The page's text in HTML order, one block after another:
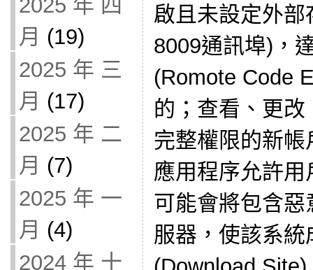
2025 年 四
月 (19)
2025 年 三
月 (17)
2025 年 二
月 (7)
2025 年 一
月 (4)
2024 年 十
啟且未設定外
8009通訊埠)，
(Romote Code
的；查看、更
完整權限的新
應用程序允許
可能會將包含
服器，使該系